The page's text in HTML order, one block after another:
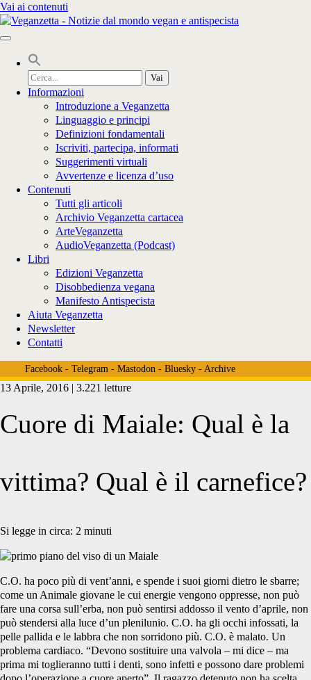
Vai ai contenuti
Cerca
per:
Informazioni
Introduzione a Veganzetta
Linguaggio e principi
Definizioni fondamentali
Iscriviti, partecipa, informati
Suggerimenti virtuali
Avvertenze e licenza d’uso
Contenuti
Tutti gli articoli
Archivio Veganzetta cartacea
ArteVeganzetta
AudioVeganzetta (Podcast)
Libri
Edizioni Veganzetta
Disobbedienza vegana
Manifesto Antispecista
Aiuta Veganzetta
Newsletter
Contatti
Facebook- Telegram- Mastodon- Bluesky- Archive
13 Aprile, 2016 | 3.221 letture
Cuore di Maiale: Qual è la
vittima? Qual è il carnefice?
Si legge in circa: 2 minuti
C.O. ha poco più di vent’anni, e spende i suoi giorni dietro le sbarre;
come un Animale giovane le cui energie vengono oppresse, non può
fare una corsa sull’erba, non può sentirsi addosso il vento d’aprile, non
può stendersi alla luce d’un plenilunio. C.O. ha gli occhi infossati, la
pelle pallida e le labbra che non sorridono più. C.O. è malato. Un
problema cardiaco. “Devono sostituire una valvola – mi dice – ma
prima mi toglieranno tutti i denti, sono infetti e possono dare problemi